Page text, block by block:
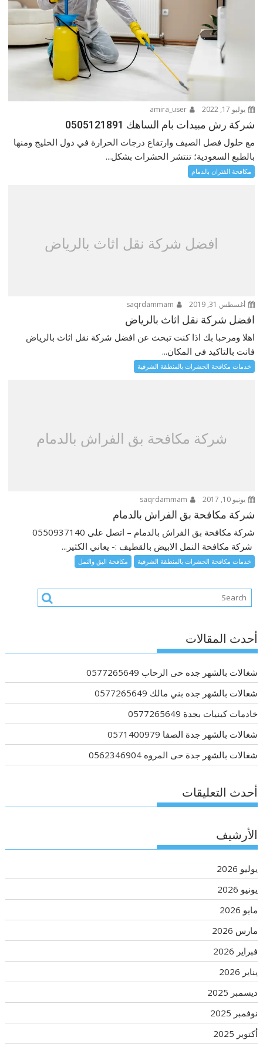
يوليو 17, 2022 amira_user
شركة رش مبيدات بام الساهك 0505121891
مع حلول فصل الصيف وارتفاع درجات الحرارة في دول الخليج ومنها
بالطبع السعودية؛ تنتشر الحشرات بشكل...
مكافحة الفئران بالدمام
افضل شركة نقل اثاث بالرياض
أغسطس 31, 2019
افضل شركة نقل اثاث بالرياض
اهلا ومرحبا بك اذا كنت تبحث عن افضل شركة نقل اثاث بالرياض
فانت بالتاكيد فى المكان...
خدمات مكافحة الحشرات بالمنطقة الشرقية
شركة مكافحة بق الفراش بالدمام
يونيو 10, 2017
شركة مكافحة بق الفراش بالدمام
شركة مكافحة بق الفراش بالدمام – اتصل على 0550937140
شركة مكافحة النمل الابيض بالقطيف :- يعاني الكثير...
خدمات مكافحة الحشرات بالمنطقة الشرقية مكافحة البق والنمل
أحدث المقالات
شغالات بالشهر جده حى الرحاب 0577265649
شغالات بالشهر جده بني مالك 0577265649
خادمات كينيات بجدة 0577265649
شغالات بالشهر جدة الصفا 0571400979
شغالات بالشهر جدة حى المروه 0562346904
أحدث التعليقات
الأرشيف
يوليو 2026
يونيو 2026
مايو 2026
مارس 2026
فبراير 2026
يناير 2026
ديسمبر 2025
نوفمبر 2025
أكتوبر 2025